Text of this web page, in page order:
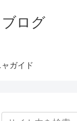
ログ
ガイド